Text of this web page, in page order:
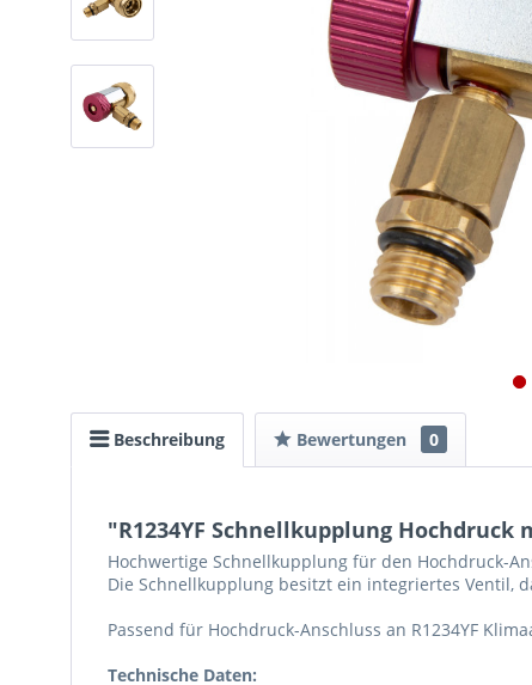
Beschreibung Bewertungen 0
"R1234YF Schnellkupplung
Hochwertige Schnellkupplung für den Hochdruck-
Die Schnellkupplung besitzt ein integriertes Ventil,
Passend für Hochdruck-Anschluss an R1234YF
Technische Daten: